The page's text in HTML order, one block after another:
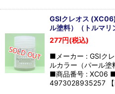
GSIクレオス
ル塗料）（トルマリ
277円(税込)
■メーカー : GSIク
ルカラー（パール塗
■商品番号 : XC06
4973028935257